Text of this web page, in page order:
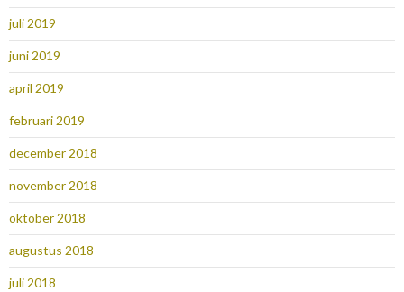
juli 2019
juni 2019
april 2019
februari 2019
december 2018
november 2018
oktober 2018
augustus 2018
juli 2018